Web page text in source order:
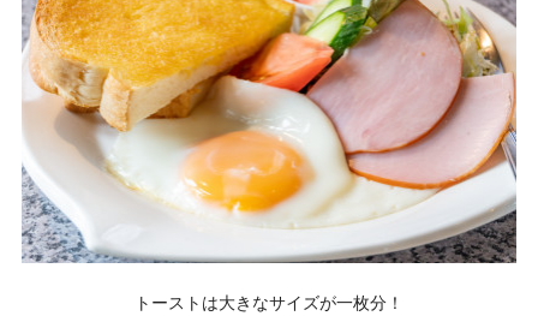
トーストは大きなサイズが一枚分！